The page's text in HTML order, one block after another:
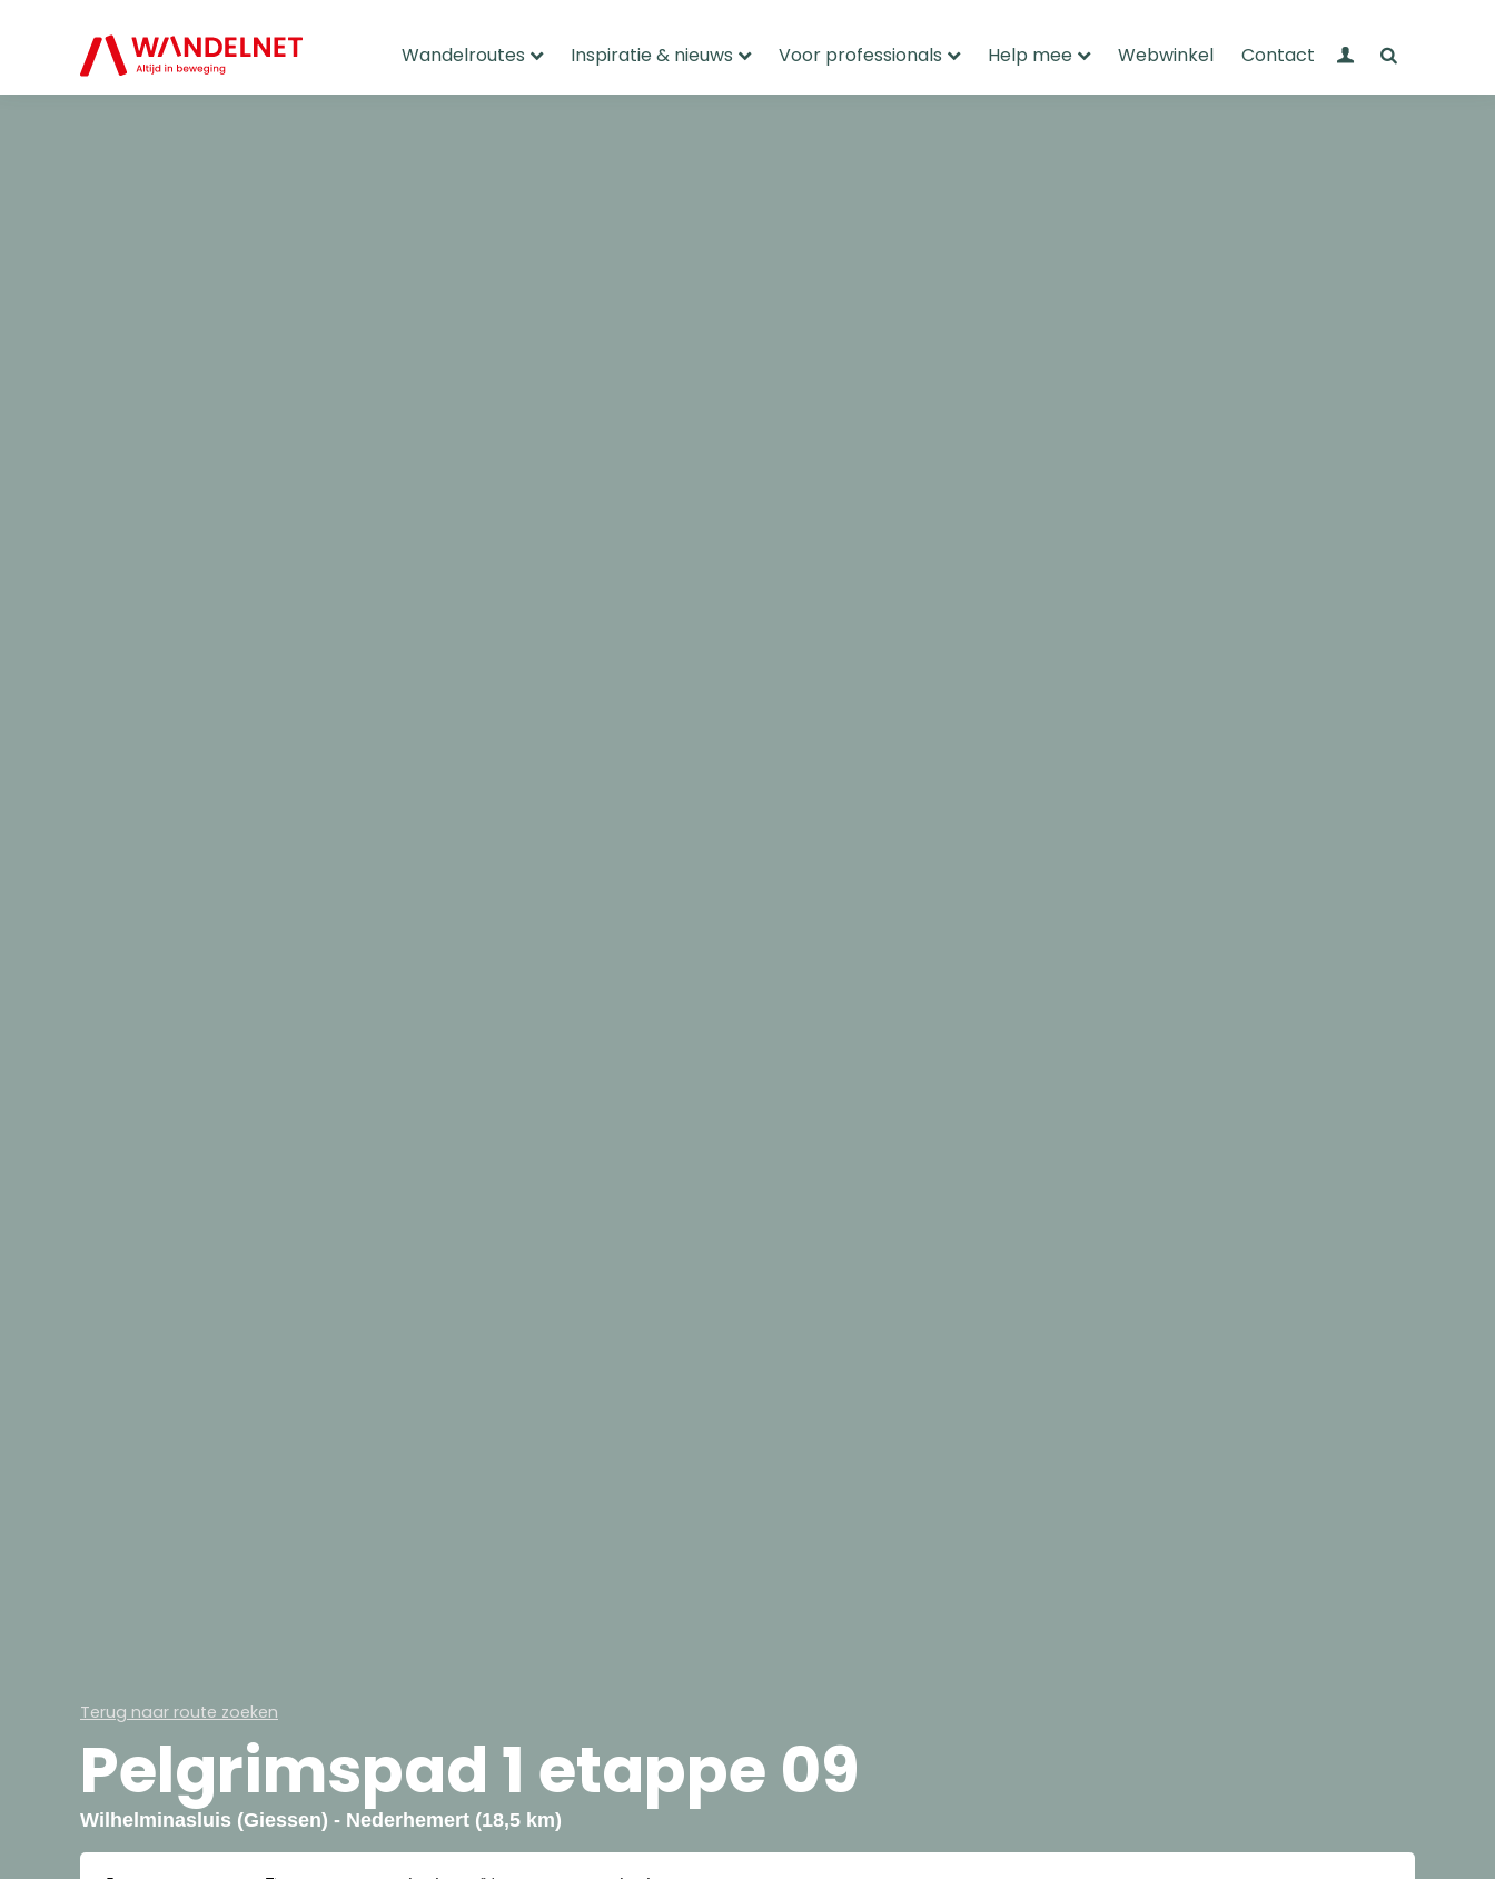
Wandelroutes Inspiratie & nieuws Voor professionals Help mee Webwinkel Contact Mijn Wandelnet
Terug naar route zoeken
Pelgrimspad 1 etappe 09
Wilhelminasluis (Giessen) - Nederhemert (18,5 km)